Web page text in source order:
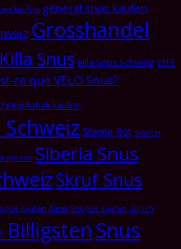
kaufen general snus kaufen
Grosshandel
Killa Snus Killa Snus Schweiz LYFT
ce que VELO Snus?
kaufen
Siberia Rot Siberia
snooze Siberia Snus
Skruf Snus
kaufen Basel Snooze kaufen Zürich
BilligstenSnus